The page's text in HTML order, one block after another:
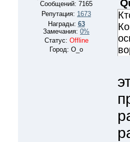
Сообщений: 7165
Репутация: 1673
Награды: 63
Замечания: 0%
Статус: Offline
Город: О_о